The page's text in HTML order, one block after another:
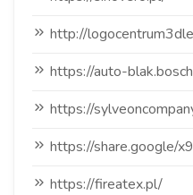
http://
https://auto-
https://
https://share.google/
https://fireatex.pl/